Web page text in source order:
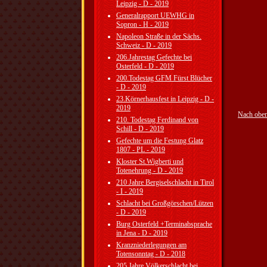
Leipzig - D - 2019
Generalrapport UEWHG in
Sopron - H - 2019
Napoleon Straße in der Sächs.
Schweiz - D - 2019
206.Jahrestag Gefechte bei
Osterfeld - D - 2019
200.Todestag GFM Fürst Blücher
- D - 2019
23.Körnerhausfest in Leipzig - D -
2019
210. Todestag Ferdinand von
Schill - D - 2019
Gefechte um die Festung Glatz
1807 - PL - 2019
Kloster St.Wigberti und
Totenehrung - D - 2019
210 Jahre Bergiselschlacht in Tirol
- I - 2019
Schlacht bei Großgörschen/Lützen
- D - 2019
Burg Osterfeld +Terminabsprache
in Jena - D - 2019
Kranzniederlegungen am
Totensonntag - D - 2018
Nach